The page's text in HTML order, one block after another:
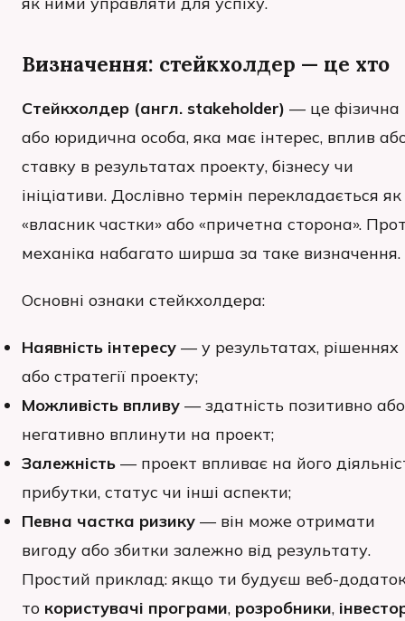
Визначення: стейкхолдер — це хто
Стейкхолдер (англ. stakeholder) — це фізична
або юридична особа, яка має інтерес, вплив
ставку в результатах проекту, бізнесу чи
ініціативи. Дослівно термін перекладається як
«власник частки» або «причетна сторона».
механіка набагато ширша за таке визначення.
Основні ознаки стейкхолдера:
Наявність інтересу — у результатах, рішеннях
або стратегії проекту;
Можливість впливу — здатність позитивно або
негативно вплинути на проект;
Залежність — проект впливає на його
прибутки, статус чи інші аспекти;
Певна частка ризику — він може отримати
вигоду або збитки залежно від результату.
Простий приклад: якщо ти будуєш веб-
то користувачі програми, розробники,